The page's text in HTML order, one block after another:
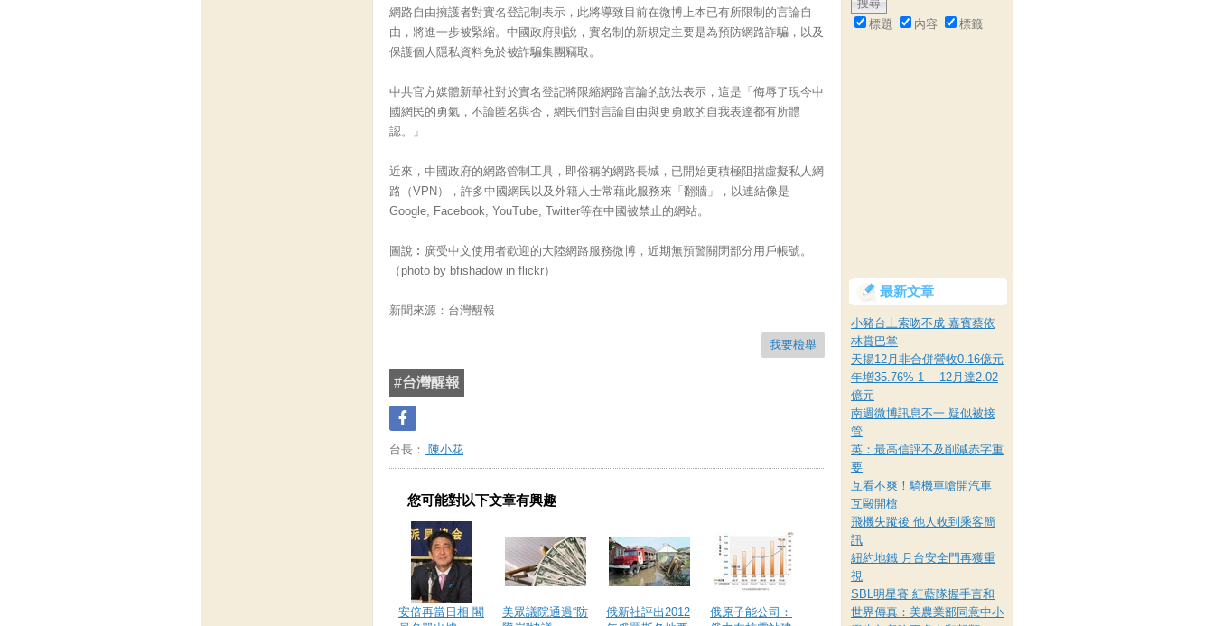
網路自由擁護者對實名登記制表示，此將導致目前在微博上本已有所限制的言論自
由，將進一步被緊縮。中國政府則說，實名制的新規定主要是為預防網路詐騙，以及
保護個人隱私資料免於被詐騙集團竊取。
中共官方媒體新華社對於實名登記將限縮網路言論的說法表示，這是「侮辱了現今中
國網民的勇氣，不論匿名與否，網民們對言論自由與更勇敢的自我表達都有所體
認。」
近來，中國政府的網路管制工具，即俗稱的網路長城，已開始更積極阻擋虛擬私人網
路（VPN），許多中國網民以及外籍人士常藉此服務來「翻牆」，以連結像是
Google, Facebook, YouTube, Twitter等在中國被禁止的網站。
圖說︰廣受中文使用者歡迎的大陸網路服務微博，近期無預警關閉部分用戶帳號。
（photo by bfishadow in flickr）
新聞來源：台灣醒報
我要檢舉
#台灣醒報
台長： 陳小花
您可能對以下文章有興趣
安倍再當日相 閣
美眾議院通過“防
俄新社評出2012
俄原子能公司：
標題 內容 標籤
最新文章
小豬台上索吻不成 嘉賓蔡依
林賞巴掌
天揚12月非合併營收0.16億元
年增35.76% 1— 12月達2.02
億元
南週微博訊息不一 疑似被接
管
英：最高信評不及削減赤字重
要
互看不爽！騎機車嗆開汽車
互毆開槍
飛機失蹤後 他人收到乘客簡
訊
紐約地鐵 月台安全門再獲重
視
SBL明星賽 紅藍隊握手言和
世界傳真：美農業部同意中小